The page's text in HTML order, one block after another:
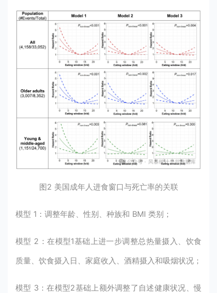
图2 美国成年人进食窗口与死亡率的关联
模型 1：调整年龄、性别、种族和 BMI 类别；
模型 2：在模型1基础上进一步调整总热量摄入、饮食
质量、饮食摄入日、家庭收入、酒精摄入和吸烟状况；
模型 3：在模型2基础上额外调整了自述健康状况、慢